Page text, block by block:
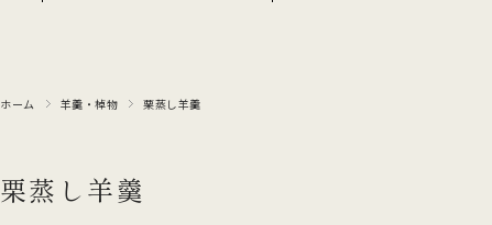
羊羹・棹物
ホーム 羊羹・棹物 栗蒸し羊羹
栗蒸し羊羹